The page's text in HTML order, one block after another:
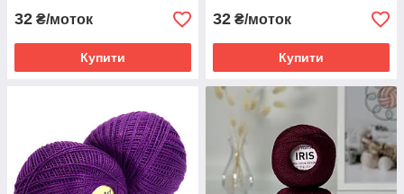
32 ₴/моток
Купити
32 ₴/моток
Купити